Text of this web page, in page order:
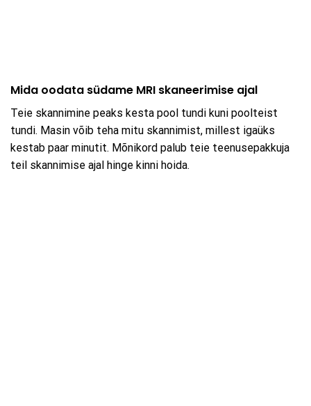
Mida oodata südame MRI skaneerimise ajal
Teie skannimine peaks kesta pool tundi kuni poolteist
tundi. Masin võib teha mitu skannimist, millest igaüks
kestab paar minutit. Mõnikord palub teie teenusepakkuja
teil skannimise ajal hinge kinni hoida.